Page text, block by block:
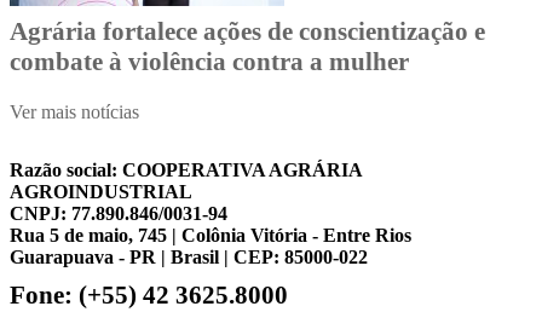
Agrária fortalece ações de conscientização e
combate à violência contra a mulher
Ver mais notícias
Razão social: COOPERATIVA AGRÁRIA
AGROINDUSTRIAL
CNPJ: 77.890.846/0031-94
Rua 5 de maio, 745 | Colônia Vitória - Entre Rios
Guarapuava - PR | Brasil | CEP: 85000-022
Fone: (+55) 42 3625.8000